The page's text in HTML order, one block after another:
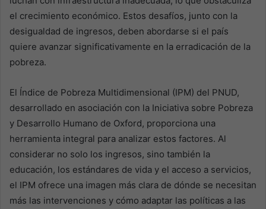
el crecimiento económico. Estos desafíos, junto con la
desigualdad de ingresos, deben abordarse si el país
quiere avanzar significativamente en la erradicación de la
pobreza.
El Índice de Pobreza Multidimensional (IPM) del PNUD,
desarrollado en asociación con la Iniciativa sobre Pobreza
y Desarrollo Humano de Oxford, proporciona una
herramienta integral para analizar estos factores. Al
considerar no solo los ingresos, sino también la
educación, los estándares de vida y el acceso a servicios,
el IPM ofrece una imagen más clara de dónde se necesitan
más las intervenciones y cómo adaptar las políticas a las